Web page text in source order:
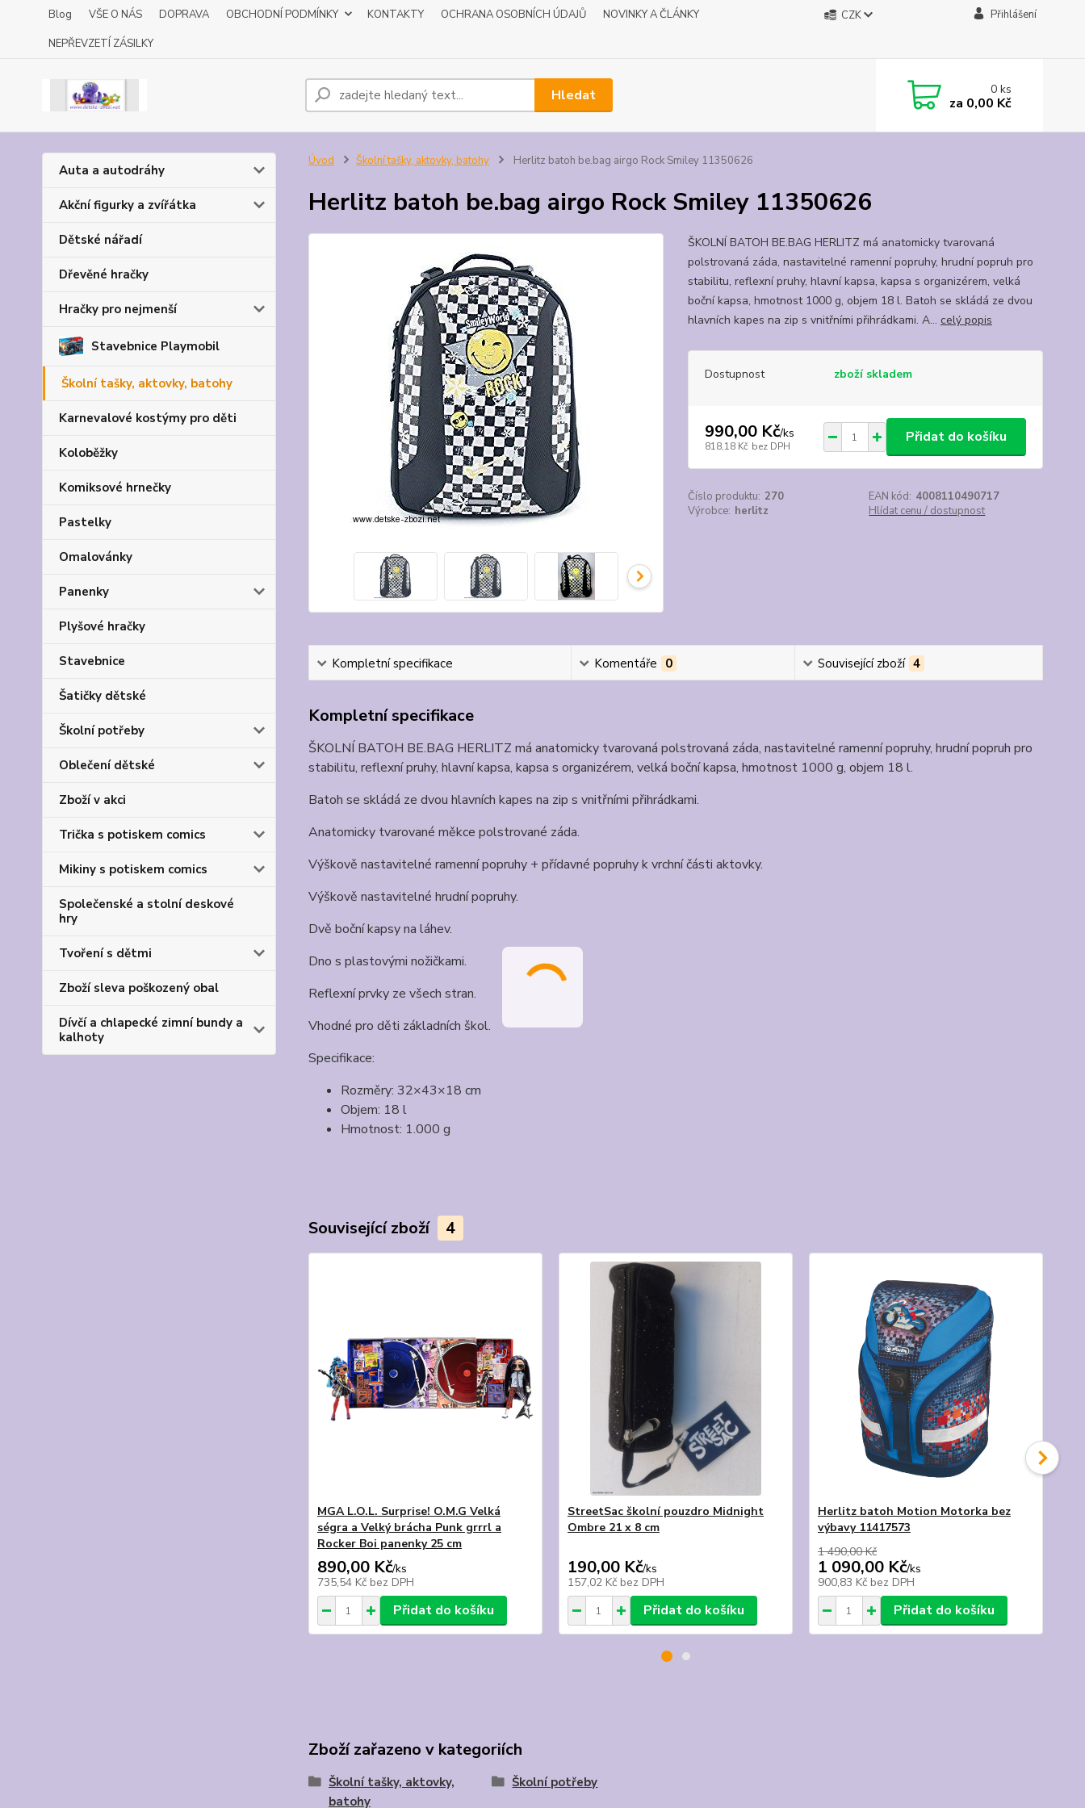
Blog VŠE O NÁS DOPRAVA OBCHODNÍ PODMÍNKY KONTAKTY OCHRANA OSOBNÍCH ÚDAJŮ
NOVINKY A ČLÁNKY
NEPŘEVZETÍ ZÁSILKY
CZK Přihlášení
Hledat 0ks
za 0,00 Kč
Auta a autodráhy
Akční figurky a zvířátka
Dětské nářadí
Dřevěné hračky
Hračky pro nejmenší
Stavebnice Playmobil
Školní tašky, aktovky, batohy
Karnevalové kostýmy pro děti
Koloběžky
Komiksové hrnečky
Pastelky
Omalovánky
Panenky
Plyšové hračky
Stavebnice
Šatičky dětské
Školní potřeby
Oblečení dětské
Zboží v akci
Trička s potiskem comics
Mikiny s potiskem comics
Společenské a stolní deskové
hry
Tvoření s dětmi
Zboží sleva poškozený obal
Dívčí a chlapecké zimní bundy a
kalhoty
Úvod Školní tašky, aktovky, batohy Herlitz batoh be.bag airgo Rock Smiley 11350626
Herlitz batoh be.bag airgo Rock Smiley 11350626
ŠKOLNÍ BATOH BE.BAG HERLITZ má anatomicky tvarovaná
polstrovaná záda, nastavitelné ramenní popruhy, hrudní popruh pro
stabilitu, reflexní pruhy, hlavní kapsa, kapsa s organizérem, velká
boční kapsa, hmotnost 1000 g, objem 18 l. Batoh se skládá ze dvou
hlavních kapes na zip s vnitřními přihrádkami. A... celý popis
Dostupnost zboží skladem
990,00 Kč/ks
818,18 Kč bez DPH
Přidat do košíku
Číslo produktu: 270 EAN kód: 4008110490717
Výrobce: herlitz Hlídat cenu / dostupnost
Kompletní specifikace Komentáře 0 Související zboží 4
Kompletní specifikace
ŠKOLNÍ BATOH BE.BAG HERLITZ má anatomicky tvarovaná polstrovaná záda, nastavitelné ramenní popruhy, hrudní popruh pro
stabilitu, reflexní pruhy, hlavní kapsa, kapsa s organizérem, velká boční kapsa, hmotnost 1000 g, objem 18 l.
Batoh se skládá ze dvou hlavních kapes na zip s vnitřními přihrádkami.
Anatomicky tvarované měkce polstrované záda.
Výškově nastavitelné ramenní popruhy + přídavné popruhy k vrchní části aktovky.
Výškově nastavitelné hrudní popruhy.
Dvě boční kapsy na láhev.
Dno s plastovými nožičkami.
Reflexní prvky ze všech stran.
Vhodné pro děti základních škol.
Specifikace:
Rozměry: 32×43×18 cm
Objem: 18 l
Hmotnost: 1.000 g
Související zboží 4
MGA L.O.L. Surprise! O.M.G Velká
ségra a Velký brácha Punk grrrl a
Rocker Boi panenky 25 cm
890,00 Kč/ks
735,54 Kč bez DPH
Přidat do košíku
StreetSac školní pouzdro Midnight
Ombre 21 x 8 cm
190,00 Kč/ks
157,02 Kč bez DPH
Přidat do košíku
Herlitz batoh Motion Motorka bez
výbavy 11417573
1 490,00 Kč
1 090,00 Kč/ks
900,83 Kč bez DPH
Přidat do košíku
Zboží zařazeno v kategoriích
Školní tašky, aktovky,
batohy
Školní potřeby